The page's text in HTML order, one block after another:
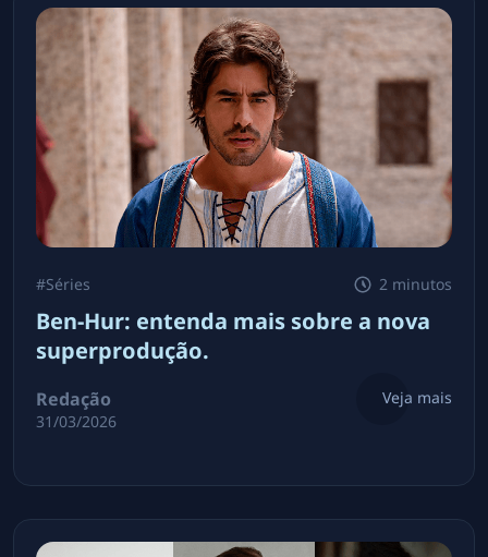
#Séries 2 minutos
Ben-Hur: entenda mais sobre a nova
superprodução.
Redação
31/03/2026
Veja mais